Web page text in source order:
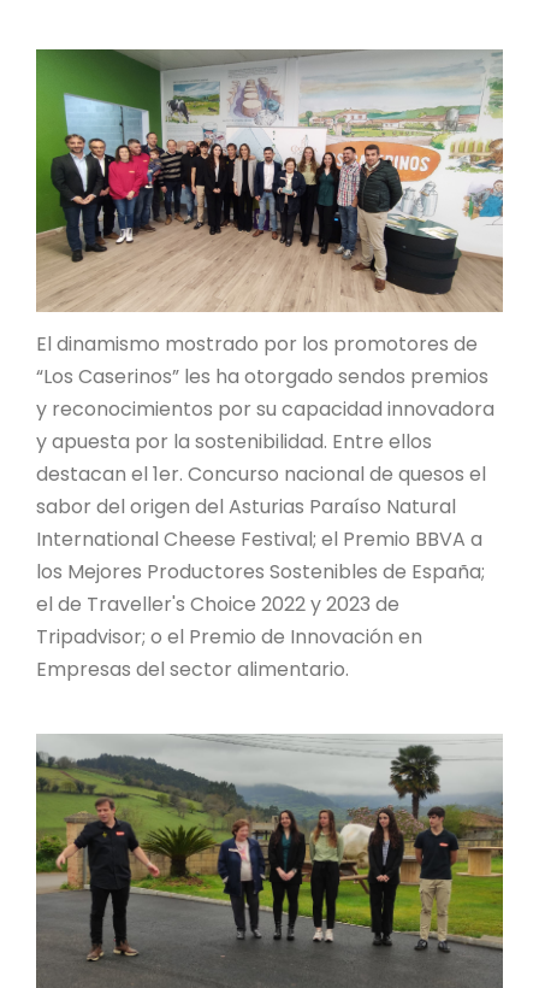
El dinamismo mostrado por los promotores de
“Los Caserinos” les ha otorgado sendos premios
y reconocimientos por su capacidad innovadora
y apuesta por la sostenibilidad. Entre ellos
destacan el 1er. Concurso nacional de quesos el
sabor del origen del Asturias Paraíso Natural
International Cheese Festival; el Premio BBVA a
los Mejores Productores Sostenibles de España;
el de Traveller's Choice 2022 y 2023 de
Tripadvisor; o el Premio de Innovación en
Empresas del sector alimentario.